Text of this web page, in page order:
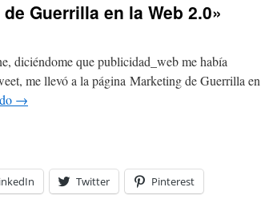
Guerrilla en la Web 2.0»
diciéndome que publicidad_web me había
me llevó a la página Marketing de Guerrilla en
→
Twitter Pinterest